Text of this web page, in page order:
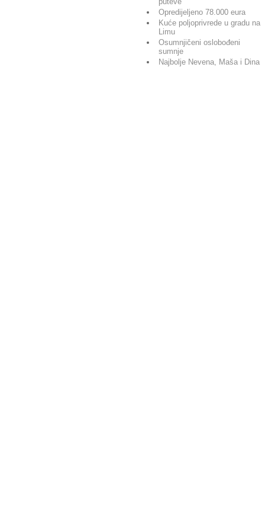
Opredijeljeno 78.000 eura
Kuće poljoprivrede u gradu na
Limu
Osumnjičeni oslobođeni
sumnje
Najbolje Nevena, Maša i Dina